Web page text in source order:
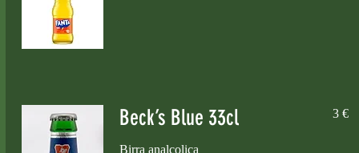
Beck’s Blue 33cl
Birra analcolica
3 €